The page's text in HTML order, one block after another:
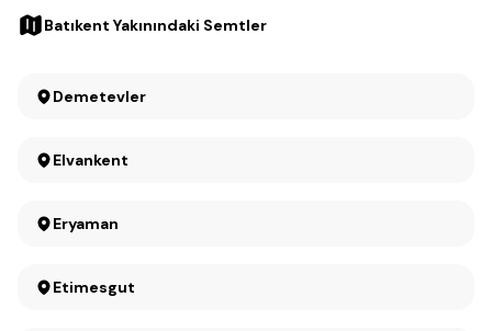
Batıkent Yakınındaki Semtler
Demetevler
Elvankent
Eryaman
Etimesgut